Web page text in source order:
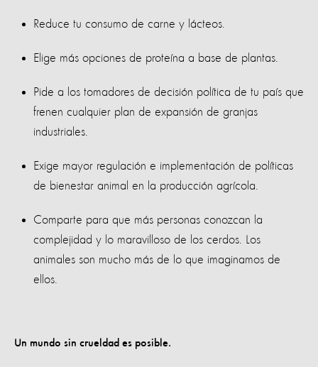
Reduce tu consumo de carne y lácteos.
Elige más opciones de proteína a base de plantas.
Pide a los tomadores de decisión política de tu país que
frenen cualquier plan de expansión de granjas
industriales.
Exige mayor regulación e implementación de políticas
de bienestar animal en la producción agrícola.
Comparte para que más personas conozcan la
complejidad y lo maravilloso de los cerdos. Los
animales son mucho más de lo que imaginamos de
ellos.
Un mundo sin crueldad es posible.